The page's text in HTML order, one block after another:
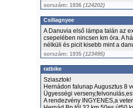
sorszám: 1936 (124202)
Csillagnyee
A Danuvia első lámpa talán az
csepelében nincsen km óra. A
nélküli és picit kisebb mint a
sorszám: 1935 (123495)
ratbike
Sziasztok!
Hernádon falunap Augusztus 8
Ügyességi
A rendezvény INGYENES,a